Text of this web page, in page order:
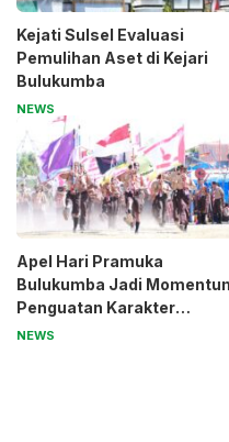
Kejati Sulsel Evaluasi
Pemulihan Aset di Kejari
Bulukumba
NEWS
Apel Hari Pramuka
Bulukumba Jadi
Penguatan Karakter
Generasi Muda
NEWS